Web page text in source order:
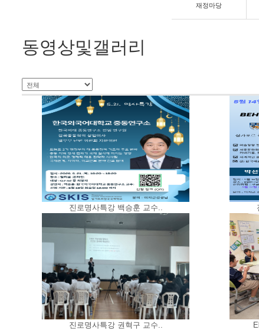
재정마당
동영상및갤러리
진로명사특강 백승훈 교수..
진로명사특강 권혁구 교수..